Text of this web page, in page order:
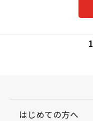
1
はじめての方へ